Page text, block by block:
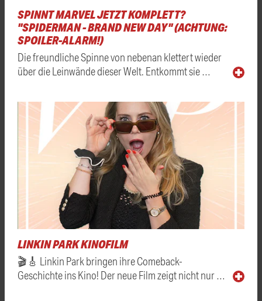
SPINNT MARVEL JETZT KOMPLETT?
"SPIDERMAN - BRAND NEW DAY" (ACHTUNG:
SPOILER-ALARM!)
Die freundliche Spinne von nebenan klettert wieder
über die Leinwände dieser Welt. Entkommt sie …
LINKIN PARK KINOFILM
🎬🎸 Linkin Park bringen ihre Comeback-
Geschichte ins Kino! Der neue Film zeigt nicht nur …